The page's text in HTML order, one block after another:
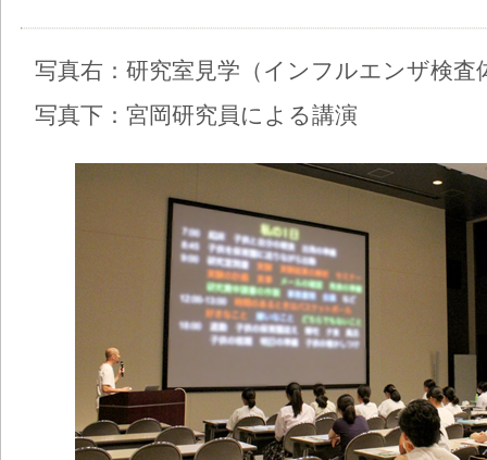
写真右：研究室見学（インフルエンザ検
写真下：宮岡研究員による講演